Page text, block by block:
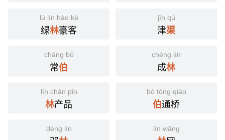
lù lín háo kè
绿林豪客
jīn qú
津渠
cháng bó
常伯
chéng lín
成林
lín chǎn pǐn
林产品
bó tōng qiáo
伯通桥
dèng lín lín wǎng